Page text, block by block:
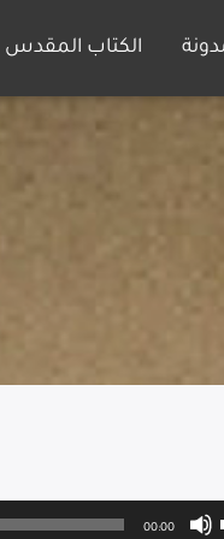
الكتاب المقدس
00:00